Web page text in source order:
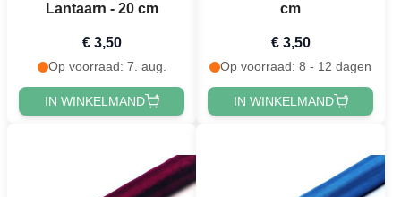
Lantaarn - 20 cm
€ 3,50
Op voorraad: 7. aug.
IN WINKELMAND
cm
€ 3,50
Op voorraad: 8 - 12 dagen
IN WINKELMAND